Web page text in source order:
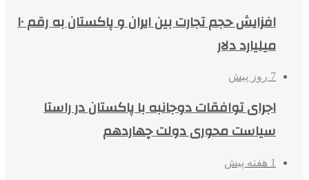
افزایش حجم تجارت بین ایران و پاکستان به رقم ۱۰
میلیارد دلار
7 روز پیش
اجرای توافقات دوجانبه با پاکستان در راستا
سیاست محوری دولت چهاردهم
1 هفته پیش